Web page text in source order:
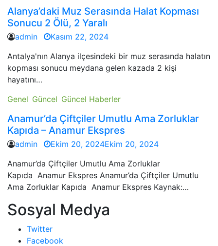
Alanya’daki Muz Serasında Halat Kopması
Sonucu 2 Ölü, 2 Yaralı
admin
Kasım 22, 2024
Antalya'nın Alanya ilçesindeki bir muz serasında halatın
kopması sonucu meydana gelen kazada 2 kişi
hayatını…
Genel Güncel Güncel Haberler
Anamur’da Çiftçiler Umutlu Ama Zorluklar
Kapıda – Anamur Ekspres
admin Ekim 20, 2024Ekim 20, 2024
Anamur’da Çiftçiler Umutlu Ama Zorluklar
Kapıda Anamur Ekspres Anamur’da Çiftçiler Umutlu
Ama Zorluklar Kapıda Anamur Ekspres Kaynak:…
Sosyal Medya
Twitter
Facebook